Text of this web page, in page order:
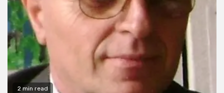
2 min read